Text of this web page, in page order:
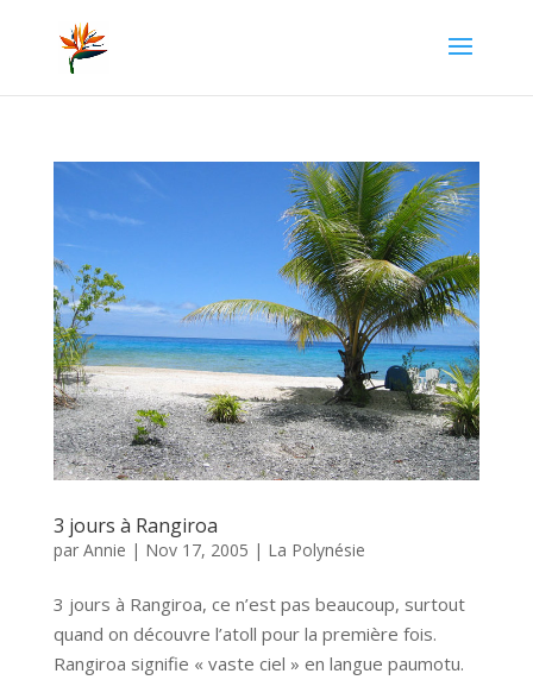
3 jours à Rangiroa
par Annie | Nov 17, 2005 | La Polynésie
3 jours à Rangiroa, ce n’est pas beaucoup, surtout
quand on découvre l’atoll pour la première fois.
Rangiroa signifie « vaste ciel » en langue paumotu.